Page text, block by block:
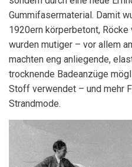
Gummifasermaterial. Damit
1920ern körperbetont,
wurden mutiger – vor allem
machten eng anliegende,
trocknende Badeanzüge
Stoff verwendet – und mehr
Strandmode.